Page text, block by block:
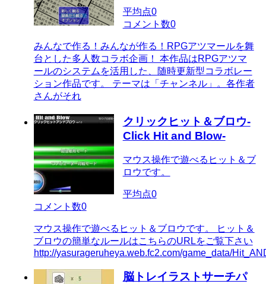
平均点0
コメント数0
みんなで作る！みんなが作る！RPGアツマールを舞
台とした多人数コラボ企画！ 本作品はRPGアツマ
ールのシステムを活用した、随時更新型コラボレー
ション作品です。 テーマは「チャンネル」。各作者
さんがそれ
クリックヒット＆ブロウ-
Click Hit and Blow-
マウス操作で遊べるヒット＆ブ
ロウです。
平均点0
コメント数0
マウス操作で遊べるヒット＆ブロウです。 ヒット＆
ブロウの簡単なルールはこちらのURLをご覧下さい
http://yasurageruheya.web.fc2.com/game_data/
脳トレイラストサーチパ